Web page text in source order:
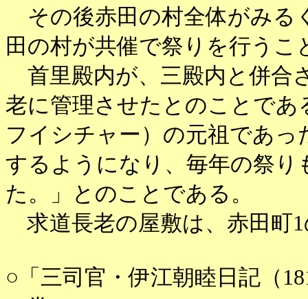
その後赤田の村全体がみる
田の村が共催で祭りを行うこ
首里殿内が、三殿内と併合
老に管理させたとのことであ
フイシチャー）の元祖であ
するようになり、毎年の祭
た。」とのことである。
求道長老の屋敷は、赤田町
○「三司官・伊江朝睦日記（